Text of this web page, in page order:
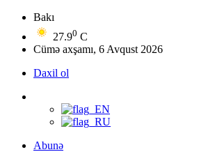
Bakı
27.90 C
Cümə axşamı, 6 Avqust 2026
Daxil ol
Abunə